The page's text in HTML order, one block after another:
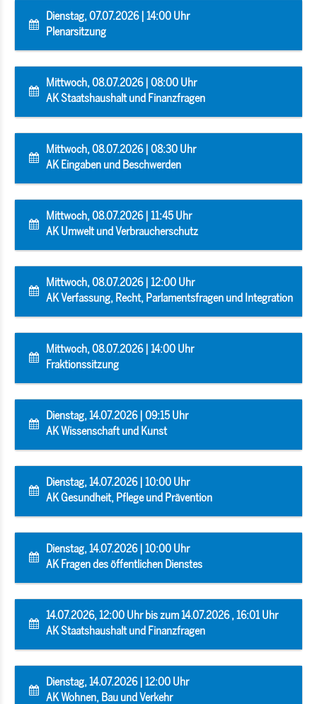
Dienstag, 07.07.2026 | 14:00 Uhr
Plenarsitzung
Mittwoch, 08.07.2026 | 08:00 Uhr
AK Staatshaushalt und Finanzfragen
Mittwoch, 08.07.2026 | 08:30 Uhr
AK Eingaben und Beschwerden
Mittwoch, 08.07.2026 | 11:45 Uhr
AK Umwelt und Verbraucherschutz
Mittwoch, 08.07.2026 | 12:00 Uhr
AK Verfassung, Recht, Parlamentsfragen und Integration
Mittwoch, 08.07.2026 | 14:00 Uhr
Fraktionssitzung
Dienstag, 14.07.2026 | 09:15 Uhr
AK Wissenschaft und Kunst
Dienstag, 14.07.2026 | 10:00 Uhr
AK Gesundheit, Pflege und Prävention
Dienstag, 14.07.2026 | 10:00 Uhr
AK Fragen des öffentlichen Dienstes
14.07.2026, 12:00 Uhr bis zum 14.07.2026 , 16:01 Uhr
AK Staatshaushalt und Finanzfragen
Dienstag, 14.07.2026 | 12:00 Uhr
AK Wohnen, Bau und Verkehr